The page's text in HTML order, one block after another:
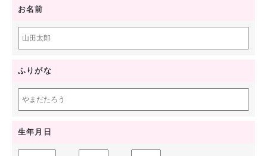
英語を使って働きたい方
お名前
ふりがな
生年月日